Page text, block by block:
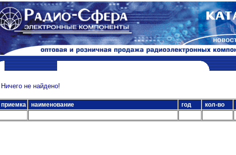
Ничего не найдено!
приемка наименование год кол-во